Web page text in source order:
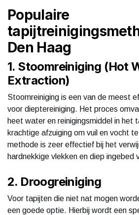
Populaire
Den Haag
1. Stoomreiniging (Hot
Extraction)
Stoomreiniging is een van de meest
voor dieptereiniging. Het proces
heet water en reinigingsmiddel in het
krachtige afzuiging om vuil en vocht
methode is zeer effectief bij het
hardnekkige vlekken en diep ingebed
2. Droogreiniging
Voor tapijten die niet nat mogen
een goede optie. Hierbij wordt een